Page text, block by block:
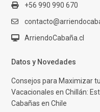
+56 990 990 670
ArriendoCabaña.cl
Datos y Novedades
Consejos para Maximizar
Vacacionales en Chillán:
Cabañas en Chile